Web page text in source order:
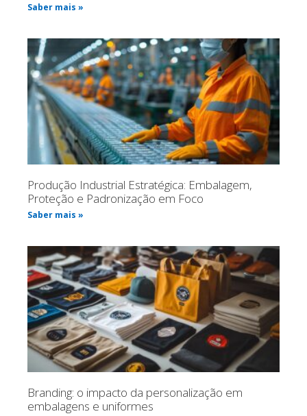
Saber mais »
Produção Industrial Estratégica: Embalagem,
Proteção e Padronização em Foco
Saber mais »
Branding: o impacto da personalização em
embalagens e uniformes